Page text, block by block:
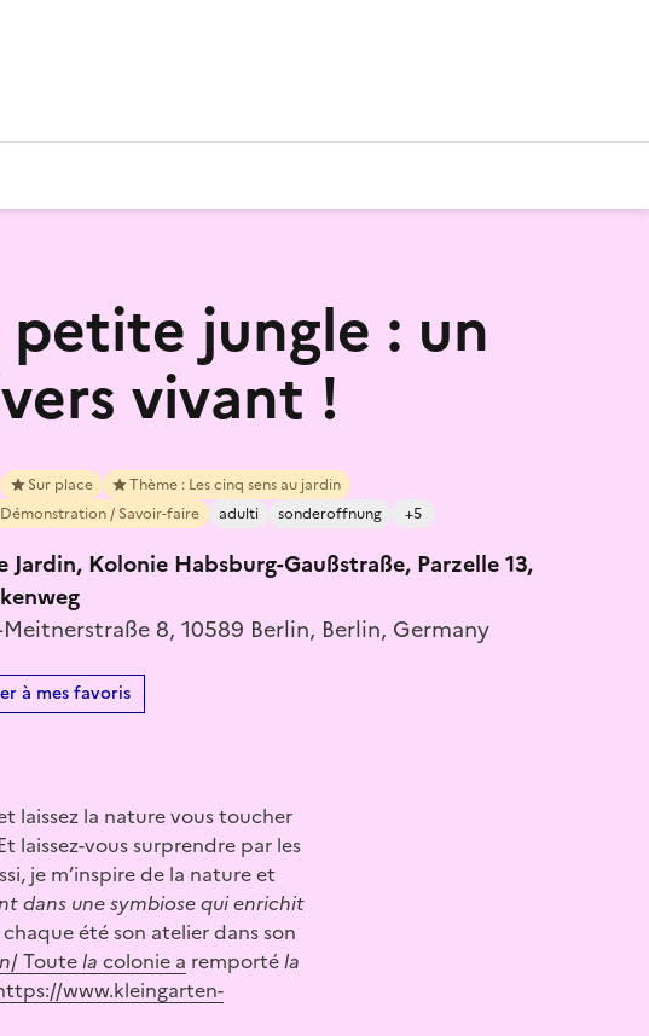
petite jungle : un
vivant !
Sur place
Thème : Les cinq sens au jardin
/ Savoir-faire
adulti sonderoffnung +5
Jardin, Kolonie Habsburg-Gaußstraße, Parzelle 13,
Meitnerstraße 8, 10589 Berlin, Berlin, Germany
à mes favoris
laissez la nature vous toucher
laissez-vous surprendre par les
je m’inspire de la nature et
dans unesymbiosequienrichit
été son atelier dans son
/ Toutela colonie a remportéla
www.kleingarten-